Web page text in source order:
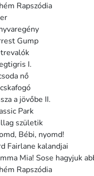
Rapszódia
Gump
I.
nő
a jövőbe II.
Park
születik
Bébi, nyomd!
Fairlane kalandjai
Mia! Sose hagyjuk
Rapszódia